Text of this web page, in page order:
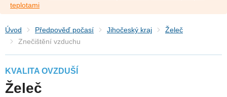
teplotami
Úvod Předpověď počasí Jihočeský kraj
Želeč
Znečištění vzduchu
KVALITA OVZDUŠÍ
Želeč